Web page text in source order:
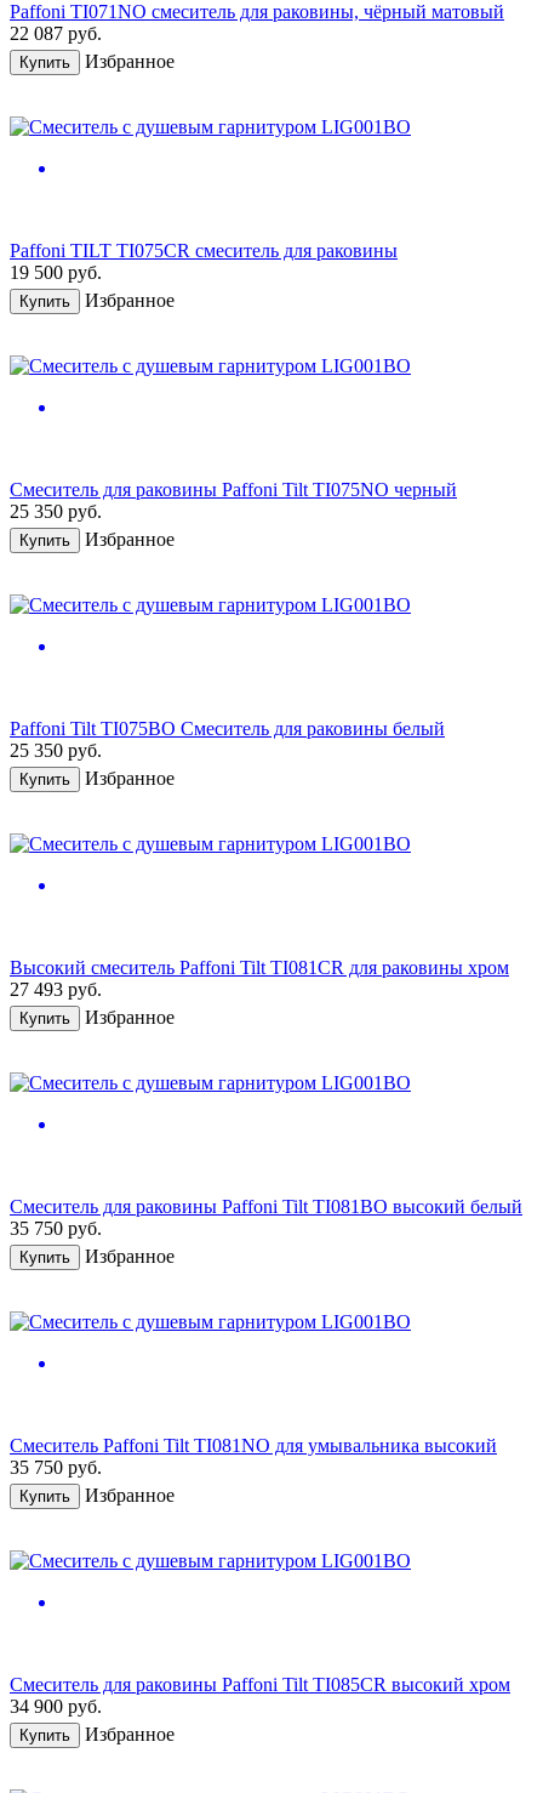
Paffoni TI071NO смеситель для раковины, чёрный матовый
22 087 руб.
Купить Избранное
Paffoni TILT TI075CR смеситель для раковины
19 500 руб.
Купить Избранное
Смеситель для раковины Paffoni Tilt TI075NO черный
25 350 руб.
Купить Избранное
Paffoni Tilt TI075BO Смеситель для раковины белый
25 350 руб.
Купить Избранное
Высокий смеситель Paffoni Tilt TI081CR для раковины хром
27 493 руб.
Купить Избранное
Смеситель для раковины Paffoni Tilt TI081BO высокий белый
35 750 руб.
Купить Избранное
Смеситель Paffoni Tilt TI081NO для умывальника высокий
35 750 руб.
Купить Избранное
Смеситель для раковины Paffoni Tilt TI085CR высокий хром
34 900 руб.
Купить Избранное